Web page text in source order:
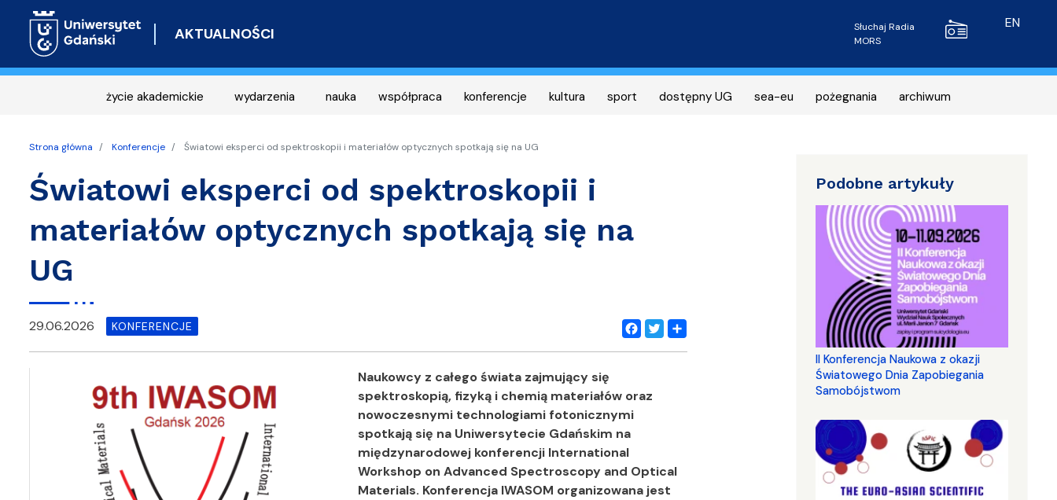
AKTUALNOŚCI Radio MORS
Słuchaj Radia
MORS
EN
życie akademickie wydarzenia nauka współpraca konferencje kultura sport dostępny UG sea-eu pożegnania archiwum
Strona główna Konferencje Światowi eksperci od spektroskopii i materiałów optycznych spotkają się na UG
Światowi eksperci od spektroskopii i
materiałów optycznych spotkają się na
UG
Facebook
Twitter
Share
29.06.2026 KONFERENCJE
Naukowcy z całego świata zajmujący się
spektroskopią, fizyką i chemią materiałów oraz
nowoczesnymi technologiami fotonicznymi
spotkają się na Uniwersytecie Gdańskim na
międzynarodowej konferencji International
Workshop on Advanced Spectroscopy and Optical
Materials. Konferencja IWASOM organizowana jest
Podobne artykuły
II Konferencja Naukowa z okazji
Światowego Dnia Zapobiegania
Samobójstwom